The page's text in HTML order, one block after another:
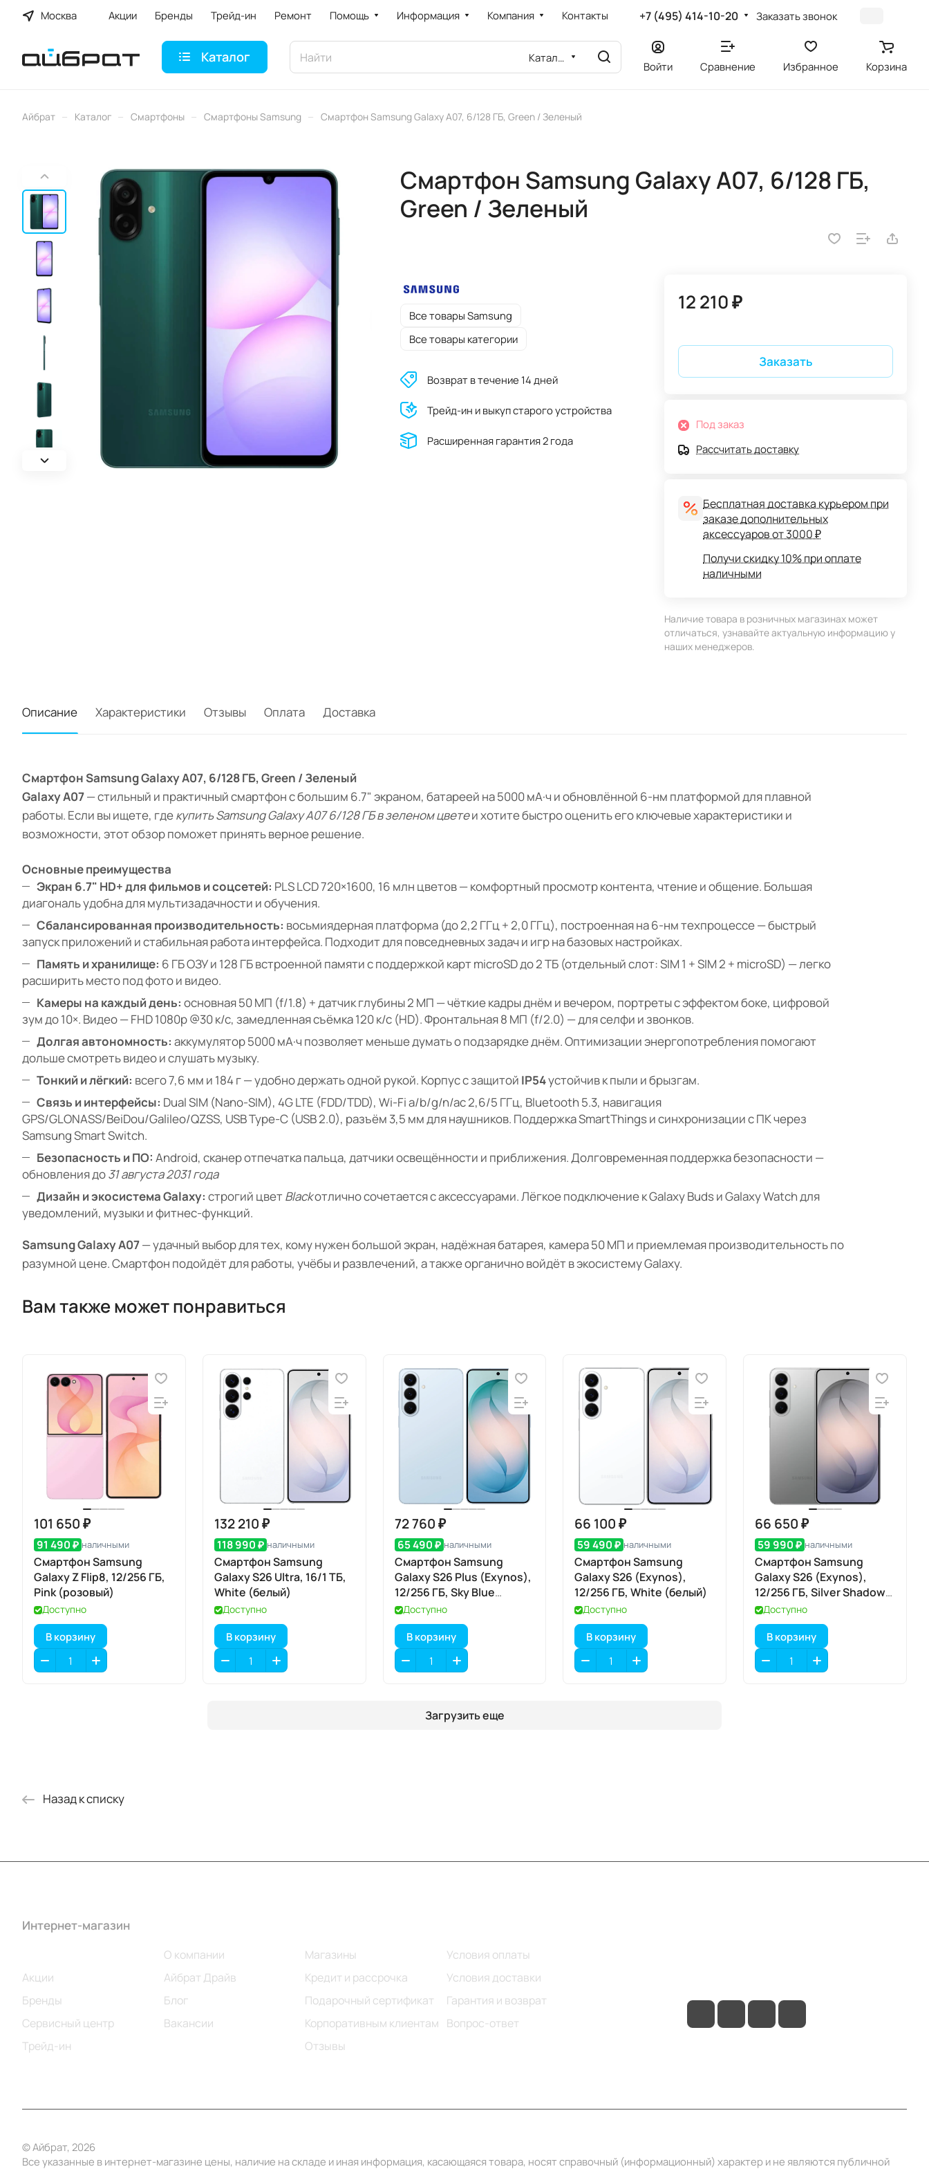
Москва Акции Бренды Трейд-ин Ремонт Помощь Информация Компания Контакты +7 (495) 414-10-20 Заказать звонок
Каталог Каталог
Войти Сравнение Избранное Корзина
Айбрат – Каталог – Смартфоны – Смартфоны Samsung – Смартфон Samsung Galaxy A07, 6/128 ГБ, Green / Зеленый
Смартфон Samsung Galaxy A07, 6/128 ГБ,
Green / Зеленый
Все товары Samsung
Все товары категории
Возврат в течение 14 дней
Трейд-ин и выкуп старого устройства
Расширенная гарантия 2 года
12 210 ₽
Заказать
Под заказ
Рассчитать доставку
Бесплатная доставка курьером при
заказе дополнительных
аксессуаров от 3000 ₽
Получи скидку 10% при оплате
наличными
Наличие товара в розничных магазинах может
отличаться, узнавайте актуальную информацию у
наших менеджеров.
Описание Характеристики Отзывы Оплата Доставка
Смартфон Samsung Galaxy A07, 6/128 ГБ, Green / Зеленый
Galaxy A07— стильный и практичный смартфон c большим 6.7" экраном, батареей на 5000 мА·ч и обновлённой 6-нм платформой для плавной
работы. Если вы ищете, гдекупить Samsung Galaxy A07 6/128 ГБ в зеленом цветеи хотите быстро оценить его ключевые характеристики и
возможности, этот обзор поможет принять верное решение.
Основные преимущества
Экран 6.7" HD+ для фильмов и соцсетей: PLS LCD 720×1600, 16 млн цветов — комфортный просмотр контента, чтение и общение. Большая
диагональ удобна для мультизадачности и обучения.
Сбалансированная производительность: восьмиядерная платформа (до 2,2 ГГц + 2,0 ГГц), построенная на 6-нм техпроцессе — быстрый
запуск приложений и стабильная работа интерфейса. Подходит для повседневных задач и игр на базовых настройках.
Память и хранилище: 6 ГБ ОЗУ и 128 ГБ встроенной памяти с поддержкой карт microSD до 2 ТБ (отдельный слот: SIM 1 + SIM 2 + microSD) — легко
расширить место под фото и видео.
Камеры на каждый день: основная 50 МП (f/1.8) + датчик глубины 2 МП — чёткие кадры днём и вечером, портреты с эффектом боке, цифровой
зум до 10×. Видео — FHD 1080p @30 к/с, замедленная съёмка 120 к/с (HD). Фронтальная 8 МП (f/2.0) — для селфи и звонков.
Долгая автономность: аккумулятор 5000 мА·ч позволяет меньше думать о подзарядке днём. Оптимизации энергопотребления помогают
дольше смотреть видео и слушать музыку.
Тонкий и лёгкий: всего 7,6 мм и 184 г — удобно держать одной рукой. Корпус с защитой IP54устойчив к пыли и брызгам.
Связь и интерфейсы: Dual SIM (Nano-SIM), 4G LTE (FDD/TDD), Wi-Fi a/b/g/n/ac 2,6/5 ГГц, Bluetooth 5.3, навигация
GPS/GLONASS/BeiDou/Galileo/QZSS, USB Type-C (USB 2.0), разъём 3,5 мм для наушников. Поддержка SmartThings и синхронизации с ПК через
Samsung Smart Switch.
Безопасность и ПО: Android, сканер отпечатка пальца, датчики освещённости и приближения. Долговременная поддержка безопасности —
обновления до31 августа 2031 года
Дизайн и экосистема Galaxy: строгий цветBlackотлично сочетается с аксессуарами. Лёгкое подключение к Galaxy Buds и Galaxy Watch для
уведомлений, музыки и фитнес-функций.
Samsung Galaxy A07— удачный выбор для тех, кому нужен большой экран, надёжная батарея, камера 50 МП и приемлемая производительность по
разумной цене. Смартфон подойдёт для работы, учёбы и развлечений, а также органично войдёт в экосистему Galaxy.
Вам также может понравиться
101 650 ₽
91 490 ₽ наличными
Смартфон Samsung
Galaxy Z Flip8, 12/256 ГБ,
Pink (розовый)
Доступно
В корзину
132 210 ₽
118 990 ₽ наличными
Смартфон Samsung
Galaxy S26 Ultra, 16/1 ТБ,
White (белый)
Доступно
В корзину
72 760 ₽
65 490 ₽ наличными
Смартфон Samsung
Galaxy S26 Plus (Exynos),
12/256 ГБ, Sky Blue
(небесно-голубой)
Доступно
В корзину
66 100 ₽
59 490 ₽ наличными
Смартфон Samsung
Galaxy S26 (Exynos),
12/256 ГБ, White (белый)
Доступно
В корзину
66 650 ₽
59 990 ₽ наличными
Смартфон Samsung
Galaxy S26 (Exynos),
12/256 ГБ, Silver Shadow
(серебристая тень)
Доступно
В корзину
Загрузить еще
Назад к списку
Интернет-магазин
Акции
Бренды
Сервисный центр
Трейд-ин
О компании
Айбрат Драйв
Блог
Вакансии
Магазины
Кредит и рассрочка
Подарочный сертификат
Корпоративным клиентам
Отзывы
Условия оплаты
Условия доставки
Гарантия и возврат
Вопрос-ответ
© Айбрат, 2026
Все указанные в интернет-магазине цены, наличие на складе и иная информация, касающаяся товара, носят справочный (информационный) характер и не являются публичной